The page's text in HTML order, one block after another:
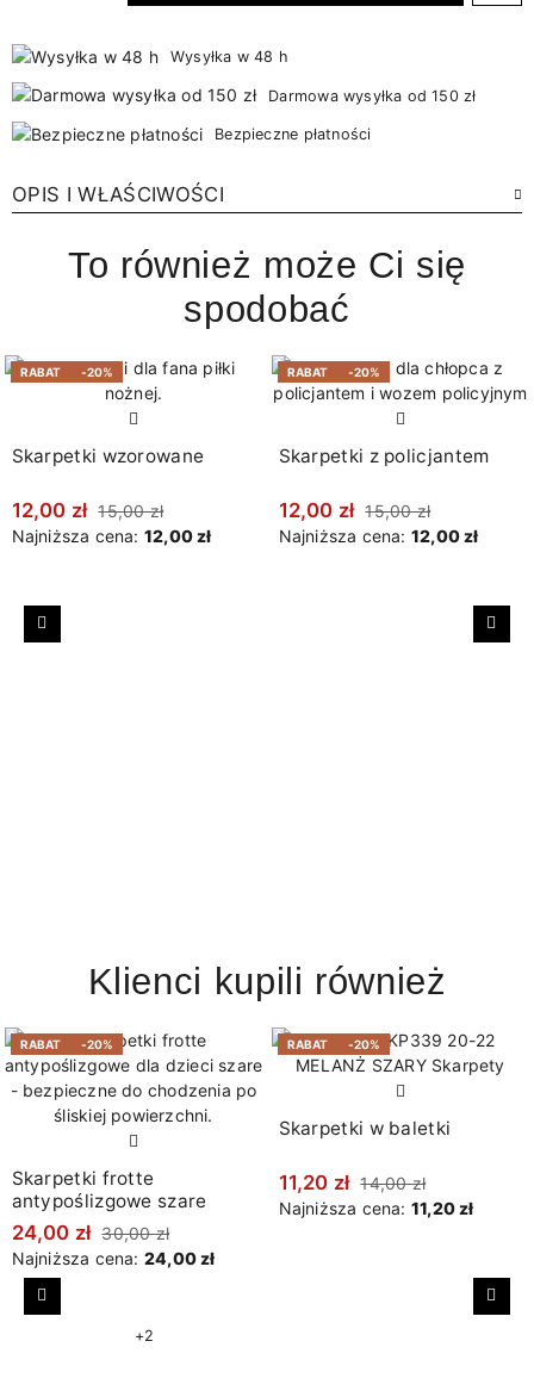
Wysyłka w 48 h
Darmowa wysyłka od 150 zł
Bezpieczne płatności
OPIS I WŁAŚCIWOŚCI
To również może Ci się
spodobać
RABAT -20%
Skarpetki wzorowane
12,00 zł 15,00 zł
Najniższa cena: 12,00 zł
RABAT -20%
Skarpetki z policjantem
12,00 zł 15,00 zł
Najniższa cena: 12,00 zł
Poprzedni
Klienci kupili również
RABAT -20%
Skarpetki frotte
antypoślizgowe szare
24,00 zł 30,00 zł
Najniższa cena: 24,00 zł
+2
RABAT -20%
Skarpetki w baletki
11,20 zł 14,00 zł
Najniższa cena: 11,20 zł
Poprzedni